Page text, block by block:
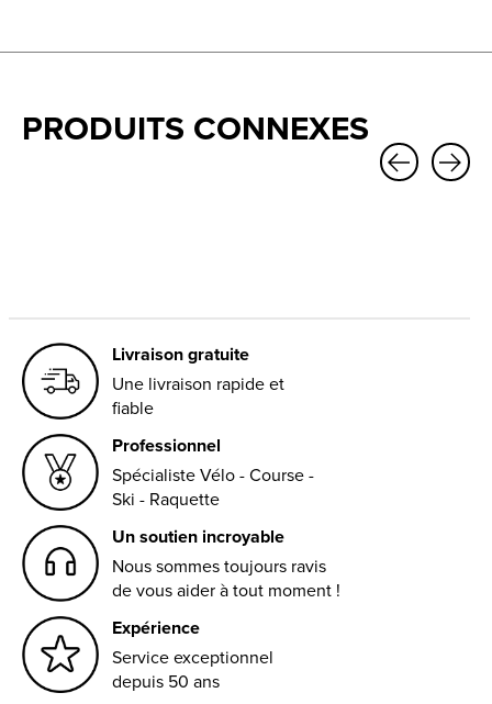
PRODUITS CONNEXES
Livraison gratuite
Une livraison rapide et
fiable
Professionnel
Spécialiste Vélo - Course -
Ski - Raquette
Un soutien incroyable
Nous sommes toujours ravis
de vous aider à tout moment !
Expérience
Service exceptionnel
depuis 50 ans